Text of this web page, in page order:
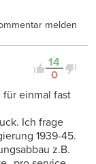
melden
14
0
für einmal fast
Ich frage
1939-45.
z.B.